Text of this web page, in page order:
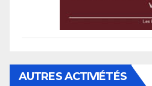
AUTRES ACTIVIÉTÉS